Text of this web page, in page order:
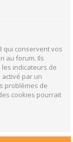
qui conservent vos
au forum. Ils
indicateurs de
activé par un
problèmes de
cookies pourrait